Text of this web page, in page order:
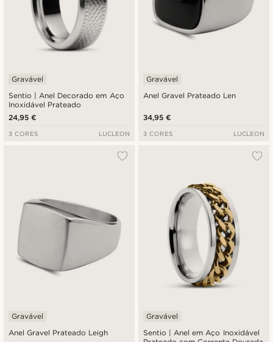
Sentio | Anel Decorado em Aço
Inoxidável Prateado
Gravável
24,95 €
3 CORES LUCLEON
Anel Gravel Prateado Len
Gravável
34,95 €
3 CORES LUCLEON
Anel Gravel Prateado Leigh
Gravável
Sentio | Anel em Aço Inoxidável
Gravável